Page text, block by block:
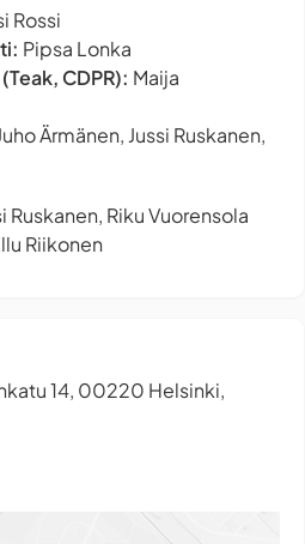
Rossi
Pipsa Lonka
CDPR): Maija
Ärmänen, Jussi Ruskanen,
Ruskanen, Riku Vuorensola
Riikonen
14, 00220 Helsinki,